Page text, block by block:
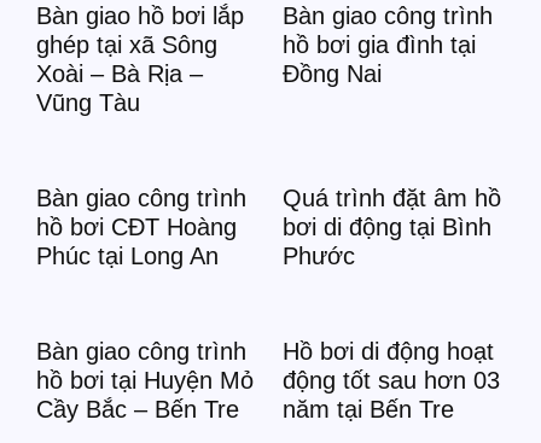
Bàn giao hồ bơi lắp
ghép tại xã Sông
Xoài – Bà Rịa –
Vũng Tàu
Bàn giao công trình
hồ bơi gia đình tại
Đồng Nai
Bàn giao công trình
hồ bơi CĐT Hoàng
Phúc tại Long An
Quá trình đặt âm hồ
bơi di động tại Bình
Phước
Bàn giao công trình
hồ bơi tại Huyện Mỏ
Cầy Bắc – Bến Tre
Hồ bơi di động hoạt
động tốt sau hơn 03
năm tại Bến Tre